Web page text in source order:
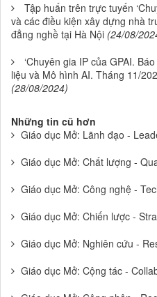
Tập huấn trên trực tuyến
và các điều kiện xây dựng nhà
đẳng nghề tại Hà Nội (24/08/
‘Chuyên gia IP của GPAI.
liệu và Mô hình AI. Tháng 11/
(28/08/2024)
Những tin cũ hơn
Giáo dục Mở: Lãnh đạo -
Giáo dục Mở: Chất lượng -
Giáo dục Mở: Công nghệ -
Giáo dục Mở: Chiến lược -
Giáo dục Mở: Nghiên cứu -
Giáo dục Mở: Cộng tác -